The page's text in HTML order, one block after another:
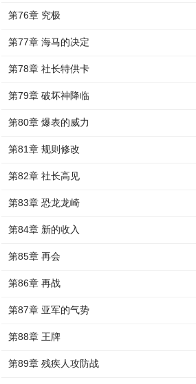
第76章 究极
第77章 海马的决定
第78章 社长特供卡
第79章 破坏神降临
第80章 爆表的威力
第81章 规则修改
第82章 社长高见
第83章 恐龙龙崎
第84章 新的收入
第85章 再会
第86章 再战
第87章 亚军的气势
第88章 王牌
第89章 残疾人攻防战